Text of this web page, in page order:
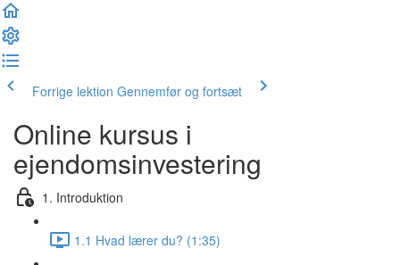
Forrige lektion Gennemfør og fortsæt
Online kursus i
ejendomsinvestering
1. Introduktion
1.1 Hvad lærer du? (1:35)